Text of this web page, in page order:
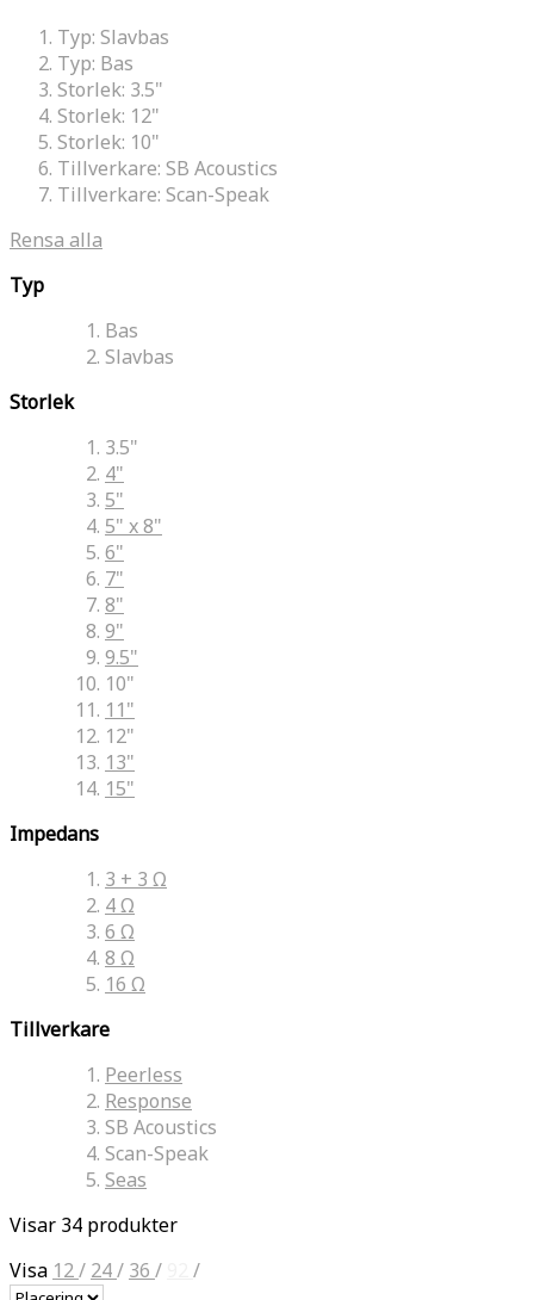
Typ: Slavbas
Typ: Bas
Storlek: 3.5"
Storlek: 12"
Storlek: 10"
Tillverkare: SB Acoustics
Tillverkare: Scan-Speak
Rensa alla
Typ
Bas
Slavbas
Storlek
3.5"
4"
5"
5" x 8"
6"
7"
8"
9"
9.5"
10"
11"
12"
13"
15"
Impedans
3 + 3 Ω
4 Ω
6 Ω
8 Ω
16 Ω
Tillverkare
Peerless
Response
SB Acoustics
Scan-Speak
Seas
Visar 34 produkter
Visa 12/ 24/ 36 / /